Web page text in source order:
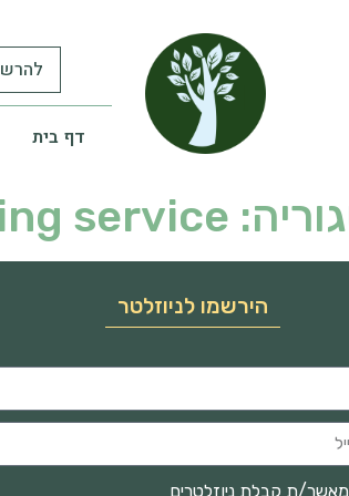
דף בית
service
הירשמו לניוזלטר
מאשר/ת קבלת ניוזלטרים